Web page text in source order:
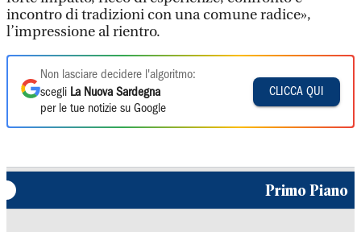
incontro di tradizioni con una comune radice»,
l’impressione al rientro.
Non lasciare decidere l'algoritmo:
scegli La Nuova Sardegna
per le tue notizie su Google
CLICCA QUI
Primo Piano